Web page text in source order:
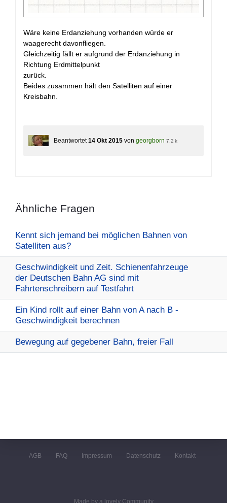
Wäre keine Erdanziehung vorhanden würde er
waagerecht davonfliegen.
Gleichzeitig fällt er aufgrund der Erdanziehung in
Richtung Erdmittelpunkt
zurück.
Beides zusammen hält den Satelliten auf einer
Kreisbahn.
Beantwortet 14 Okt 2015 von georgborn 7,2 k
Ähnliche Fragen
Kennt sich jemand bei möglichen Bahnen von
Satelliten aus?
Geschwindigkeit und Zeit. Schienenfahrzeuge
der Deutschen Bahn AG sind mit
Fahrtenschreibern auf Testfahrt
Ein Kind rollt auf einer Bahn von A nach B -
Geschwindigkeit berechnen
Bewegung auf gegebener Bahn, freier Fall
AGB FAQ Impressum Datenschutz Kontakt